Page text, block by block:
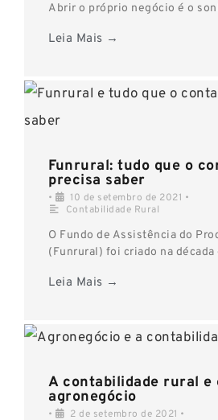
Abrir o próprio negócio é o
Leia Mais →
Funrural: tudo que o
precisa saber
• 10 de setembro de 2021 •
Contabilidade Rural
O Fundo de Assistência do
(Funrural) foi criado na década
Leia Mais →
A contabilidade rural e
agronegócio
• 2 de setembro de 2021 •